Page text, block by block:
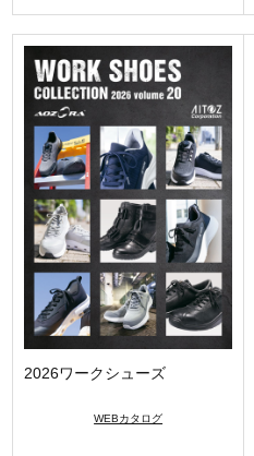
2026ワークシューズ
WEBカタログ